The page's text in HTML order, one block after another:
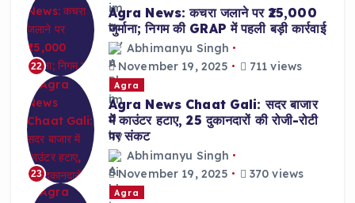
22
Agra News: कचरा जलाने पर ₹25,000
जुर्माना; निगम की GRAP में पहली बड़ी कार्रवाई
Abhimanyu Singh
November 19, 2025
711 views
23
Agra
Agra News Chaat Gali: सदर बाजार
में काउंटर हटाए, 25 दुकानदारों की रोजी-रोटी
पर संकट
Abhimanyu Singh
November 19, 2025
370 views
Agra